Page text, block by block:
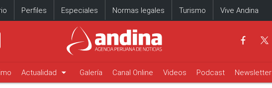
Perfiles Especiales Normas legales Turismo Vive Andina
Actualidad arrow_drop_down Galería Canal Online Videos Podcast Newsletter